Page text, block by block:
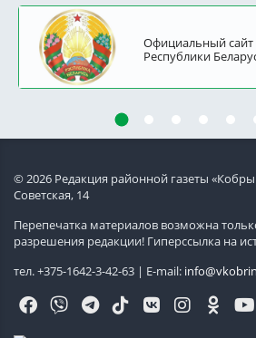
Официальный сайт
Республики
© 2026 Редакция районной газеты
Советская, 14
Перепечатка материалов возможна
разрешения редакции! Гиперссылка на
тел. +375-1642-3-42-63 | E-mail: